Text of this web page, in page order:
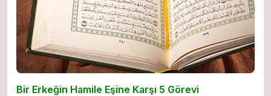
Bir Erkeğin Hamile Eşine Karşı 5 Görevi